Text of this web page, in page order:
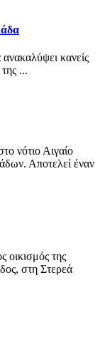
κανείς
...
νότιο Αιγαίο
Αποτελεί έναν
οικισμός της
στη Στερεά